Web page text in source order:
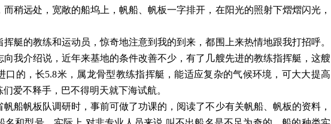
稍远处，宽敞的船坞上，帆船、帆板一字排开，在阳光的照射下熠熠闪光，
艇的教练和运动员，惊奇地注意到我的到来，都围上来热情地跟我打招呼。
我介绍说，近年来基地的条件改善不少，有了几艘先进的教练指挥艇，这艘
口的，长5.8米，属龙骨型教练指挥艇，能适应复杂的气候环境，可大大提高
爱不释手，巴不得明天就下海试航。
船帆板队调研时，事前可做了功课的，阅读了不少有关帆船、帆板的资料，